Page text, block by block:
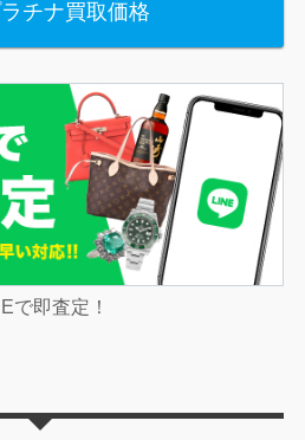
チナ買取価格
で即査定！